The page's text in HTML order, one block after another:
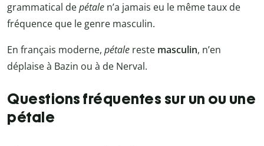
grammatical depétale n’a jamais eu le même taux de
fréquence que le genre masculin.
En français moderne, pétale reste masculin, n’en
déplaise à Bazin ou à de Nerval.
Questions fréquentes sur un ou une
pétale